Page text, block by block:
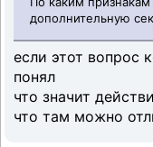
дополнительную
если этот вопрос
понял
что значит
что там можно